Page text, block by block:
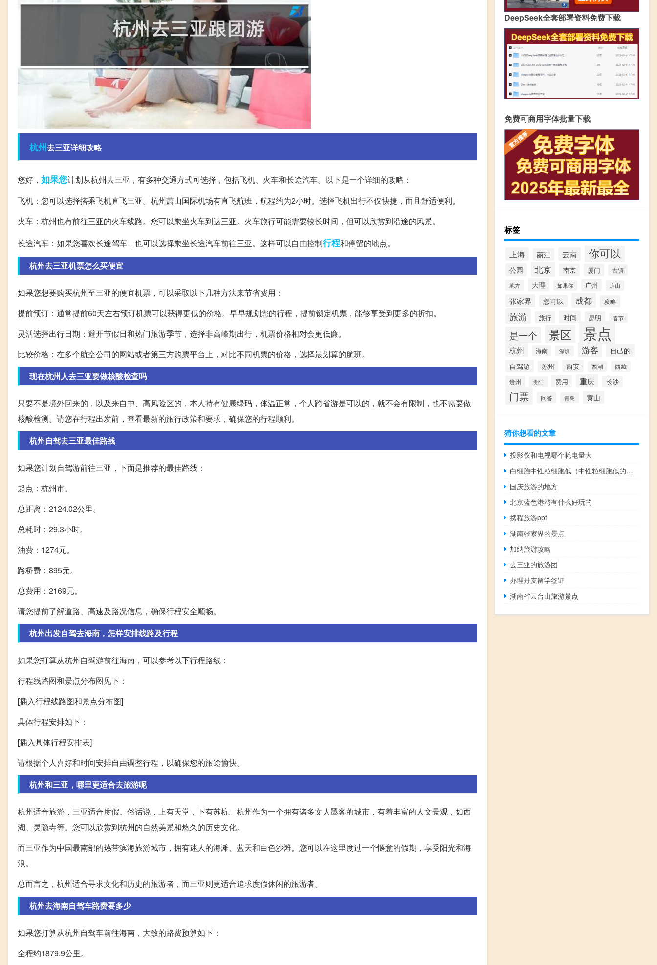
杭州去三亚详细攻略
您好， 如果您计划从杭州去三亚，有多种交通方式可选择，包括飞机、火车和长途汽车。以下是一个详细的攻略：
飞机：您可以选择搭乘飞机直飞三亚。杭州萧山国际机场有直飞航班，航程约为2小时。选择飞机出行不仅快捷，而且舒适便利。
火车：杭州也有前往三亚的火车线路。您可以乘坐火车到达三亚。火车旅行可能需要较长时间，但可以欣赏到沿途的风景。
长途汽车：如果您喜欢长途驾车，也可以选择乘坐长途汽车前往三亚。这样可以自由控制行程和停留的地点。
杭州去三亚机票怎么买便宜
如果您想要购买杭州至三亚的便宜机票，可以采取以下几种方法来节省费用：
提前预订：通常提前60天左右预订机票可以获得更低的价格。早早规划您的行程，提前锁定机票，能够享受到更多的折扣。
灵活选择出行日期：避开节假日和热门旅游季节，选择非高峰期出行，机票价格相对会更低廉。
比较价格：在多个航空公司的网站或者第三方购票平台上，对比不同机票的价格，选择最划算的航班。
现在杭州人去三亚要做核酸检查吗
只要不是境外回来的，以及来自中、高风险区的，本人持有健康绿码，体温正常，个人跨省游是可以的，就不会有限制，也不需要做
核酸检测。请您在行程出发前，查看最新的旅行政策和要求，确保您的行程顺利。
杭州自驾去三亚最佳路线
如果您计划自驾游前往三亚，下面是推荐的最佳路线：
起点：杭州市。
总距离：2124.02公里。
总耗时：29.3小时。
油费：1274元。
路桥费：895元。
总费用：2169元。
请您提前了解道路、高速及路况信息，确保行程安全顺畅。
杭州出发自驾去海南，怎样安排线路及行程
如果您打算从杭州自驾游前往海南，可以参考以下行程路线：
行程线路图和景点分布图见下：
[插入行程线路图和景点分布图]
具体行程安排如下：
[插入具体行程安排表]
请根据个人喜好和时间安排自由调整行程，以确保您的旅途愉快。
杭州和三亚，哪里更适合去旅游呢
杭州适合旅游，三亚适合度假。俗话说，上有天堂，下有苏杭。杭州作为一个拥有诸多文人墨客的城市，有着丰富的人文景观，如西
湖、灵隐寺等。您可以欣赏到杭州的自然美景和悠久的历史文化。
而三亚作为中国最南部的热带滨海旅游城市，拥有迷人的海滩、蓝天和白色沙滩。您可以在这里度过一个惬意的假期，享受阳光和海
浪。
总而言之，杭州适合寻求文化和历史的旅游者，而三亚则更适合追求度假休闲的旅游者。
杭州去海南自驾车路费要多少
如果您打算从杭州自驾车前往海南，大致的路费预算如下：
全程约1879.9公里。
DeepSeek全套部署资料免费下载
免费可商用字体批量下载
标签
上海 丽江 云南 你可以
公园 北京 南京 厦门 古镇
地方 大理 如果你 广州 庐山
张家界 您可以 成都 攻略
旅游 旅行 时间 昆明 春节
是一个 景区 景点
杭州 海南 深圳 游客
自己的
自驾游
苏州 西安 西湖 西藏
贵州 贵阳 费用 重庆 长沙
门票 问答 青岛 黄山
猜你想看的文章
投影仪和电视哪个耗电量大
白细胞中性粒细胞低（中性粒细胞低的原因）
国庆旅游的地方
北京蓝色港湾有什么好玩的
携程旅游ppt
湖南张家界的景点
加纳旅游攻略
去三亚的旅游团
办理丹麦留学签证
湖南省云台山旅游景点